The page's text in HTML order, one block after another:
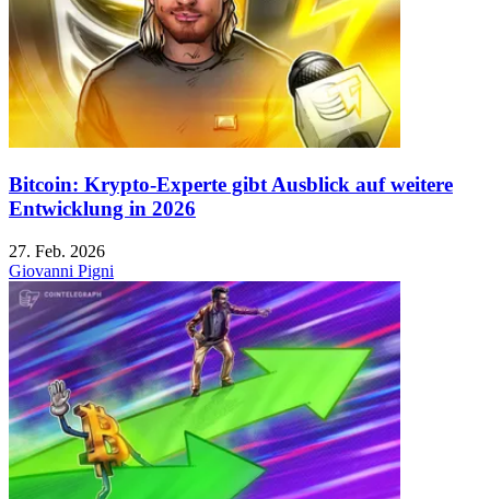
Bitcoin: Krypto-Experte gibt Ausblick auf weitere
Entwicklung in 2026
27. Feb. 2026
Giovanni Pigni